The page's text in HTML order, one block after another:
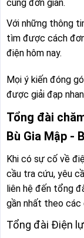
cùng đơn giản.
Với những thông
tìm được cách
điện hôm nay.
Mọi ý kiến đóng
được giải đạp
Tổng đài
Bù Gia Mập -
Khi có sự cố về
cầu tra cứu, yêu
liên hệ đến tổng
gần nhất theo các
Tổng đài Điện